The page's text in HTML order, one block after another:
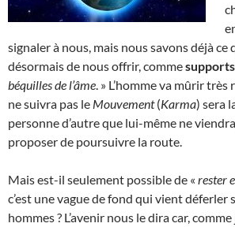
signaler à nous, mais nous savons déjà ce
désormais de nous offrir, comme
béquilles de l’âme . » L’homme va mûrir
ne suivra pas le Mouvement(Karma) sera
personne d’autre que lui-même ne
proposer de poursuivre la route.
Mais est-il seulement possible de « rester
c’est une vague de fond qui vient déferler
hommes ? L’avenir nous le dira car,